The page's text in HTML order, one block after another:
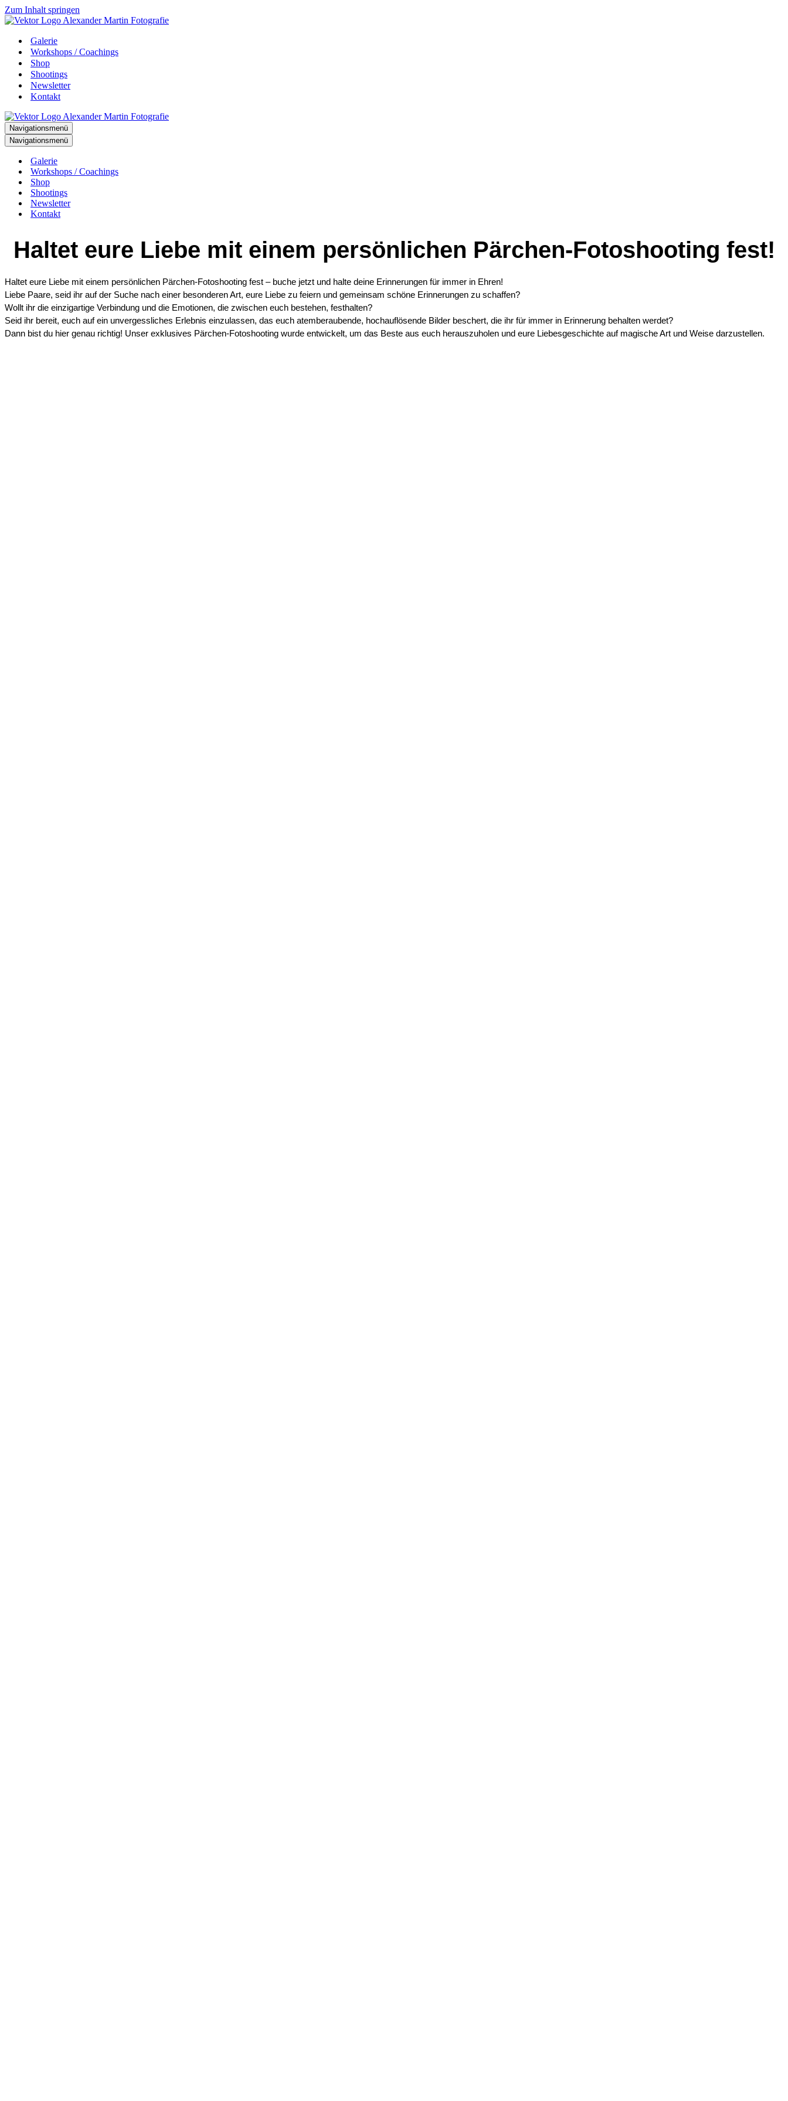
Zum Inhalt springen
Galerie
Workshops / Coachings
Shop
Shootings
Newsletter
Kontakt
Navigationsmenü
Navigationsmenü
Galerie
Workshops / Coachings
Shop
Shootings
Newsletter
Kontakt
Haltet eure Liebe mit einem persönlichen Pärchen-Fotoshooting fest!
Haltet eure Liebe mit einem persönlichen Pärchen-Fotoshooting fest – buche jetzt und halte deine Erinnerungen für immer in Ehren!
Liebe Paare, seid ihr auf der Suche nach einer besonderen Art, eure Liebe zu feiern und gemeinsam schöne Erinnerungen zu schaffen?
Wollt ihr die einzigartige Verbindung und die Emotionen, die zwischen euch bestehen, festhalten?
Seid ihr bereit, euch auf ein unvergessliches Erlebnis einzulassen, das euch atemberaubende, hochauflösende Bilder beschert, die ihr für immer in Erinnerung behalten werdet?
Dann bist du hier genau richtig! Unser exklusives Pärchen-Fotoshooting wurde entwickelt, um das Beste aus euch herauszuholen und eure Liebesgeschichte auf magische Art und Weise darzustellen.